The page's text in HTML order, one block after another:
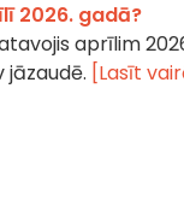
2026. gadā?
aprīlim
jāzaudē. [Lasīt